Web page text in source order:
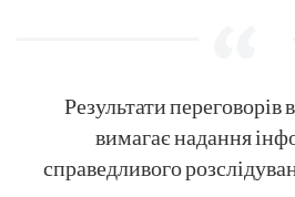
Результати переговорів
вимагає надання
справедливого